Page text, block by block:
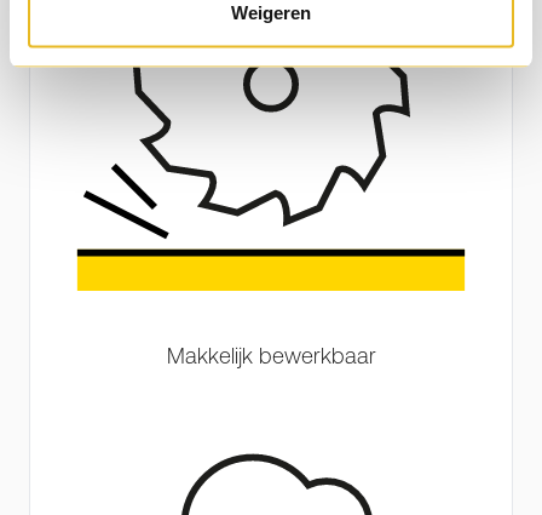
Weigeren
Makkelijk bewerkbaar